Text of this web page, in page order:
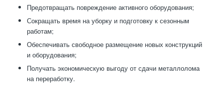
Предотвращать повреждение активного оборудования;
Сокращать время на уборку и подготовку к сезонным
работам;
Обеспечивать свободное размещение новых конструкций
и оборудования;
Получать экономическую выгоду от сдачи металлолома
на переработку.